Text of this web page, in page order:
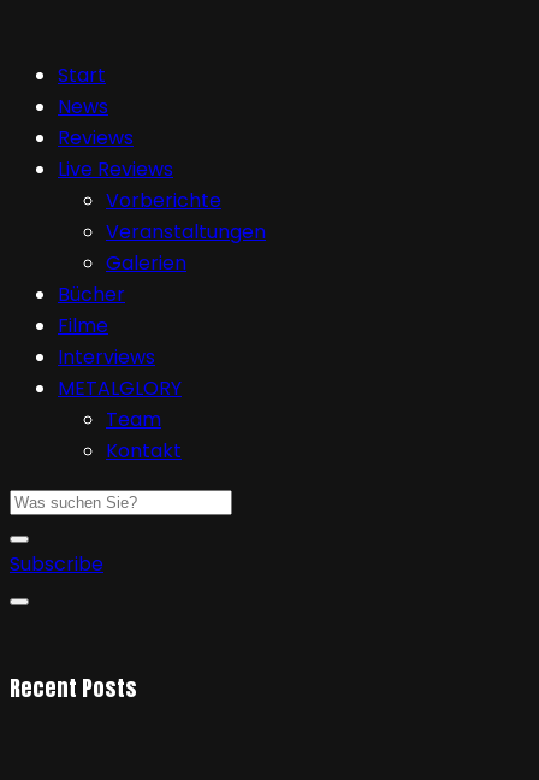
Start
News
Reviews
Live Reviews
Vorberichte
Veranstaltungen
Galerien
Bücher
Filme
Interviews
METALGLORY
Team
Kontakt
Subscribe
Recent Posts